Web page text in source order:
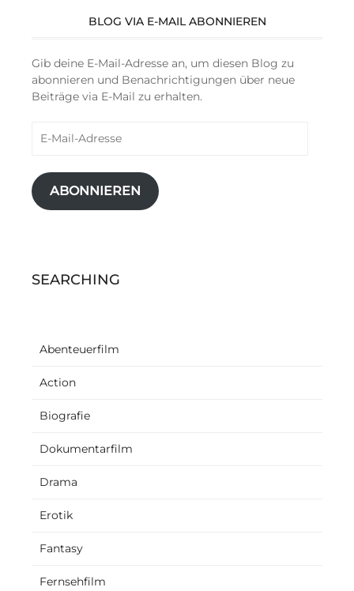
BLOG VIA E-MAIL ABONNIEREN
Gib deine E-Mail-Adresse an, um diesen Blog zu
abonnieren und Benachrichtigungen über neue
Beiträge via E-Mail zu erhalten.
Mail-
ABONNIEREN
SEARCHING
Abenteuerfilm
Action
Biografie
Dokumentarfilm
Drama
Erotik
Fantasy
Fernsehfilm